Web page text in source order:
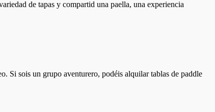
de tapas y compartid una paella, una experiencia
Si sois un grupo aventurero, podéis alquilar tablas de paddle